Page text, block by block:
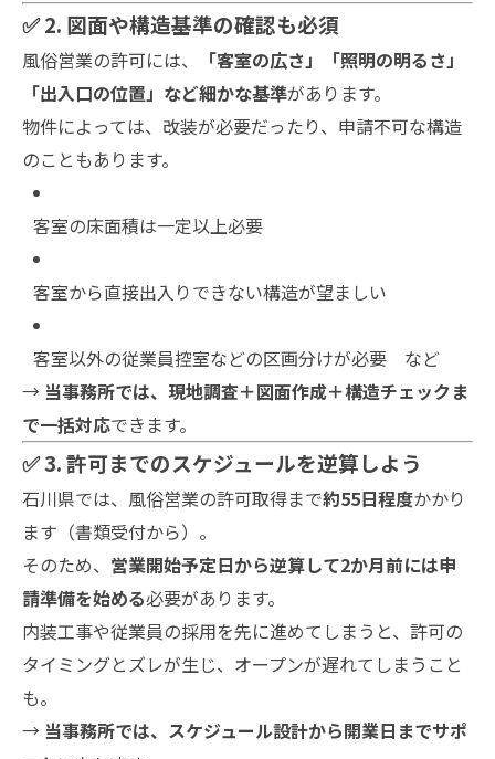
✅ 2. 図面や構造基準の確認も必須
風俗営業の許可には、
「客室の広さ」「照明の明るさ」
「出入口の位置」など細かな基準があります。
物件によっては、改装が必要だったり、申請不可な構造
のこともあります。
客室の床面積は一定以上必要
客室から直接出入りできない構造が望ましい
客室以外の従業員控室などの区画分けが必要 など
→ 当事務所では、現地調査＋図面作成＋構造チェックま
で一括対応できます。
✅ 3. 許可までのスケジュールを逆算しよう
石川県では、風俗営業の許可取得まで約55日程度かかり
ます（書類受付から）。
そのため、 営業開始予定日から逆算して2か月前には申
請準備を始める必要があります。
内装工事や従業員の採用を先に進めてしまうと、許可の
タイミングとズレが生じ、オープンが遅れてしまうこと
も。
→ 当事務所では、スケジュール設計から開業日までサポ